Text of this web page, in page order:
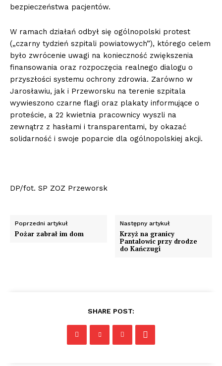
bezpieczeństwa pacjentów.
W ramach działań odbył się ogólnopolski protest
(„czarny tydzień szpitali powiatowych”), którego celem
było zwrócenie uwagi na konieczność zwiększenia
finansowania oraz rozpoczęcia realnego dialogu o
przyszłości systemu ochrony zdrowia. Zarówno w
Jarosławiu, jak i Przeworsku na terenie szpitala
wywieszono czarne flagi oraz plakaty informujące o
proteście, a 22 kwietnia pracownicy wyszli na
zewnątrz z hasłami i transparentami, by okazać
solidarność i swoje poparcie dla ogólnopolskiej akcji.
DP/fot. SP ZOZ Przeworsk
Poprzedni artykuł
Pożar zabrał im dom
Następny artykuł
Krzyż na granicy
Pantalowic przy drodze
do Kańczugi
SHARE POST: